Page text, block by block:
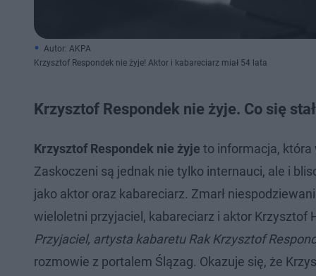
Autor: AKPA
Krzysztof Respondek nie żyje! Aktor i kabareciarz miał 54 lata
Krzysztof Respondek nie żyje. Co się
Krzysztof Respondek nie żyje to informacja, która
Zaskoczeni są jednak nie tylko internauci, ale i
jako aktor oraz kabareciarz. Zmarł
wieloletni przyjaciel, kabareciarz i aktor Krzysztof
Przyjaciel, artysta kabaretu Rak Krzysztof
rozmowie z portalem Ślązag. Okazuje się, że